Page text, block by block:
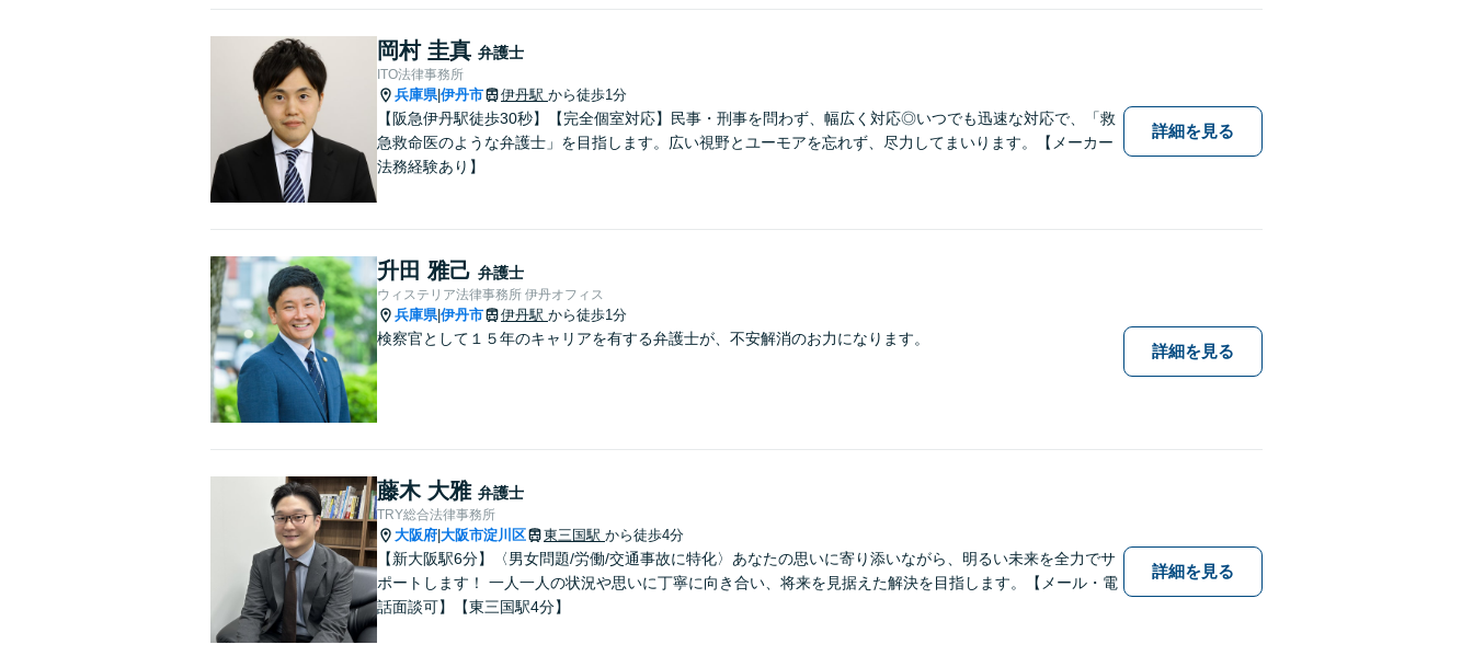
岡村 圭真 弁護士
ITO法律事務所
兵庫県|伊丹市 伊丹駅 から徒歩1分
【阪急伊丹駅徒歩30秒】【完全個室対応】民事・刑事を問わず、幅広く対応◎いつでも迅速な対応で、「救
急救命医のような弁護士」を目指します。広い視野とユーモアを忘れず、尽力してまいります。【メーカー
法務経験あり】
詳細を見る
升田 雅己 弁護士
ウィステリア法律事務所 伊丹オフィス
兵庫県|伊丹市 伊丹駅 から徒歩1分
検察官として１５年のキャリアを有する弁護士が、不安解消のお力になります。
詳細を見る
藤木 大雅 弁護士
TRY総合法律事務所
大阪府 大阪市淀川区 東三国駅 から徒歩4分
【新大阪駅6分】〈男女問題/労働/交通事故に特化〉あなたの思いに寄り添いながら、明るい未来を全力でサ
ポートします！ 一人一人の状況や思いに丁寧に向き合い、将来を見据えた解決を目指します。【メール・電
話面談可】【東三国駅4分】
詳細を見る